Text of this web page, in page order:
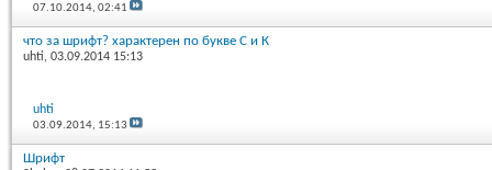
07.10.2014,02:41
что за шрифт? характерен по букве С и К
uhti, 03.09.2014 15:13
uhti
03.09.2014, 15:13
Шрифт